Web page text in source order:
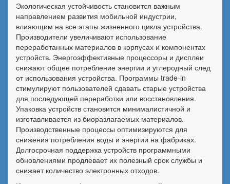
Экологическая устойчивость становится важным
направлением развития мобильной индустрии,
влияющим на все этапы жизненного цикла устройства.
Производители увеличивают использование
переработанных материалов в корпусах и компонентах
устройств. Энергоэффективные процессоры и дисплеи
снижают общее потребление энергии и углеродный след
от использования устройства. Программы trade-in
стимулируют пользователей сдавать старые устройства
для последующей переработки или восстановления.
Упаковка устройств становится минималистичной и
изготавливается из биоразлагаемых материалов.
Производственные процессы оптимизируются для
снижения потребления воды и энергии на фабриках.
Долгосрочная поддержка устройств программными
обновлениями продлевает их полезный срок службы и
снижает количество электронных отходов.